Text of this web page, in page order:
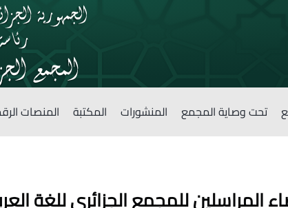
تحت وصاية المجمع المنشورات المكتبة المنصات
المراسلين للمجمع الجزائري للغة